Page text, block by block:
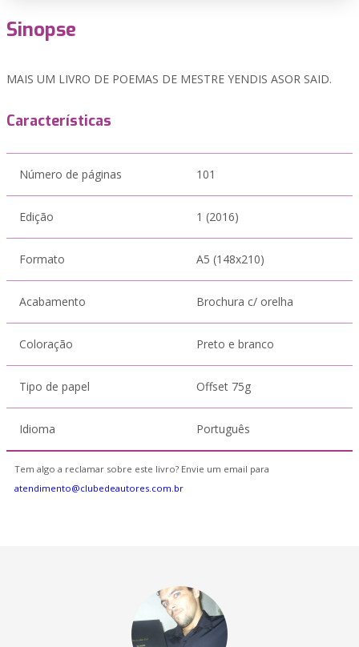
Sinopse
MAIS UM LIVRO DE POEMAS DE MESTRE YENDIS ASOR SAID.
Características
Número de páginas 101
Edição 1 (2016)
Formato A5 (148x210)
Acabamento Brochura c/ orelha
Coloração Preto e branco
Tipo de papel Offset 75g
Idioma Português
Tem algo a reclamar sobre este livro? Envie um email para
atendimento@clubedeautores.com.br